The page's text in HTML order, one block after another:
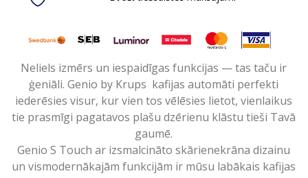
Neliels izmērs un iespaidīgas funkcijas — tas taču ir
ģeniāli. Genio by Krups kafijas automāti perfekti
iederēsies visur, kur vien tos vēlēsies lietot, vienlaikus
tie prasmīgi pagatavos plašu dzērienu klāstu tieši Tavā
gaumē.
Genio S Touch ar izsmalcināto skārienekrāna dizainu
un vismodernākajām funkcijām ir mūsu labākais kafijas